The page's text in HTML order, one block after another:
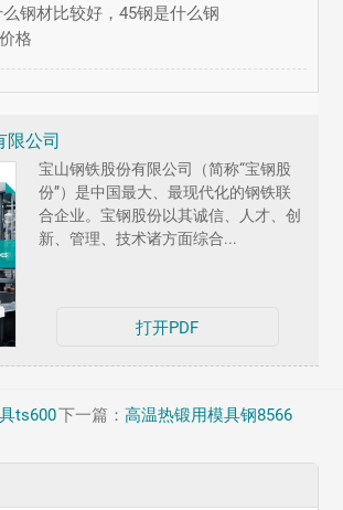
钢材比较好，45钢是什么钢
格
限公司
宝山钢铁股份有限公司（简称“宝钢股
份”）是中国最大、最现代化的钢铁联
合企业。宝钢股份以其诚信、人才、创
新、管理、技术诸方面综合...
打开PDF
ts600下一篇：高温热锻用模具钢8566